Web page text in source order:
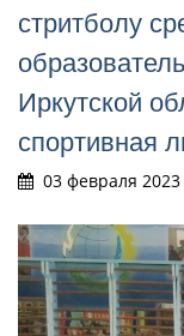
стритболу
Иркутской
спортивная
03 февраля 2023